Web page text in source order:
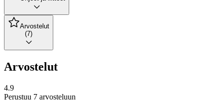
Arvostelut
(7)
Arvostelut
4.9
Perustuu 7 arvosteluun